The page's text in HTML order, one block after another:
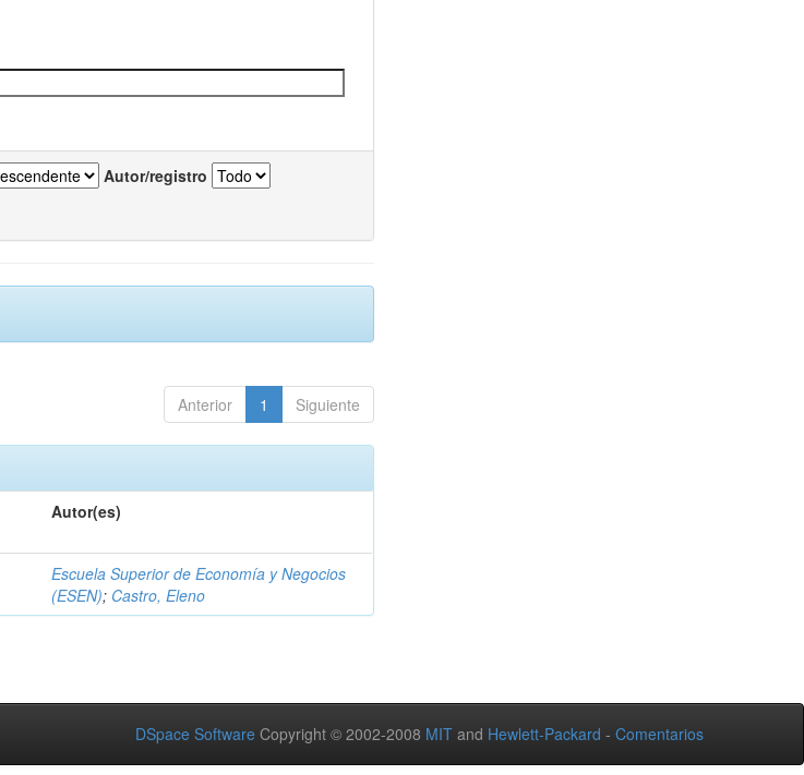
Autor/registro
Anterior 1 Siguiente
Autor(es)
Escuela Superior de Economía y Negocios
(ESEN); Castro, Eleno
DSpace Software Copyright © 2002-2008 MIT and Hewlett-Packard - Comentarios